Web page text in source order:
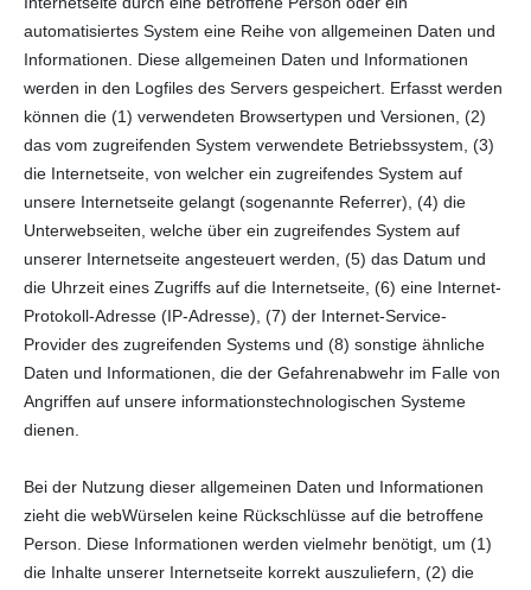
automatisiertes System eine Reihe von allgemeinen Daten und
Informationen. Diese allgemeinen Daten und Informationen
werden in den Logfiles des Servers gespeichert. Erfasst werden
können die (1) verwendeten Browsertypen und Versionen, (2)
das vom zugreifenden System verwendete Betriebssystem, (3)
die Internetseite, von welcher ein zugreifendes System auf
unsere Internetseite gelangt (sogenannte Referrer), (4) die
Unterwebseiten, welche über ein zugreifendes System auf
unserer Internetseite angesteuert werden, (5) das Datum und
die Uhrzeit eines Zugriffs auf die Internetseite, (6) eine Internet-
Protokoll-Adresse (IP-Adresse), (7) der Internet-Service-
Provider des zugreifenden Systems und (8) sonstige ähnliche
Daten und Informationen, die der Gefahrenabwehr im Falle von
Angriffen auf unsere informationstechnologischen Systeme
dienen.
Bei der Nutzung dieser allgemeinen Daten und Informationen
zieht die webWürselen keine Rückschlüsse auf die betroffene
Person. Diese Informationen werden vielmehr benötigt, um (1)
die Inhalte unserer Internetseite korrekt auszuliefern, (2) die